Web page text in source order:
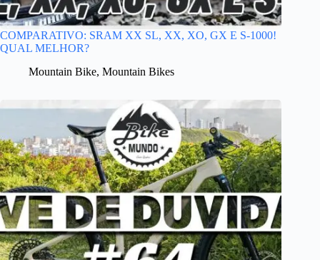
COMPARATIVO: SRAM XX SL, XX, XO, GX E S-1000!
QUAL MELHOR?
Mountain Bike, Mountain Bikes